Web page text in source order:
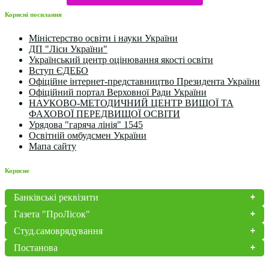
Корисні посилання
Міністерство освіти і науки України
ДП "Ліси України"
Український центр оцінювання якості освіти
Вступ ЄДЕБО
Офіційне інтернет-представництво Президента України
Офіційний портал Верховної Ради України
НАУКОВО-МЕТОДИЧНИЙ ЦЕНТР ВИЩОЇ ТА
ФАХОВОЇ ПЕРЕДВИЩОЇ ОСВІТИ
Урядова "гаряча лінія" 1545
Освітній омбудсмен України
Мапа сайту
Корисне
Банківські реквізити
Газета "ПроЛісок"
Студ.самоврядування
Постанова